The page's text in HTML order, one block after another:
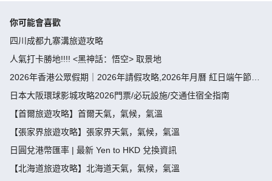
你可能會喜歡
四川成都九寨溝旅遊攻略
人氣打卡勝地!!!! <黑神話：悟空> 取景地
2026年香港公眾假期｜2026年請假攻略,2026年月曆 紅日端午節請
假攻略請4放9-public holiday 2026
日本大阪環球影城攻略2026門票/必玩設施/交通住宿全指南
【首爾旅遊攻略】首爾天氣，氣候，氣溫
【張家界旅遊攻略】張家界天氣，氣候，氣溫
日圓兌港幣匯率 | 最新 Yen to HKD 兌換資訊
【北海道旅遊攻略】北海道天氣，氣候，氣溫